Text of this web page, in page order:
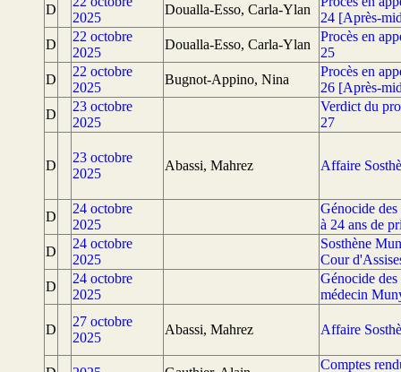
D
2025
Doualla-Esso, Carla-Ylan
24 [Après-
D
22 octobre
2025
Doualla-Esso, Carla-Ylan
Procès en
25
D
22 octobre
2025
Bugnot-Appino, Nina
Procès en
26 [Après-
D
23 octobre
2025
Verdict du
27
D
23 octobre
2025
Abassi, Mahrez Affaire
D
24 octobre
2025
Génocide
à 24 ans de
D
24 octobre
2025
Sosthène
Cour
D
24 octobre
2025
Génocide
médecin
D
27 octobre
2025
Abassi, Mahrez Affaire
Comptes